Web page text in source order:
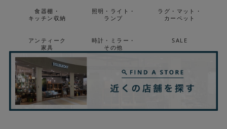
食器棚・
キッチン収納
照明・ライト・
ランプ
ラグ・マット・
カーペット
アンティーク
家具
時計・ミラー・
その他
SALE